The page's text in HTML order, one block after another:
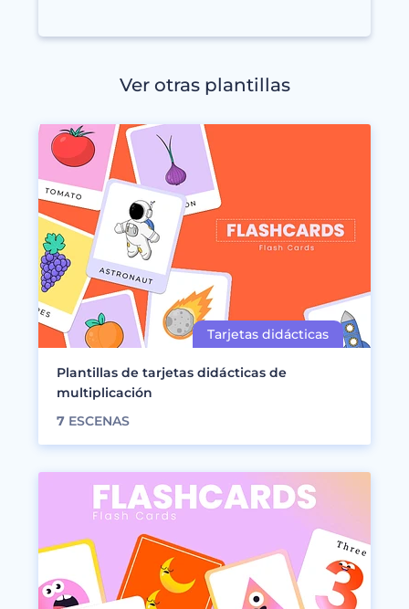
Ver otras plantillas
Plantillas de tarjetas didácticas de
multiplicación
7 ESCENAS